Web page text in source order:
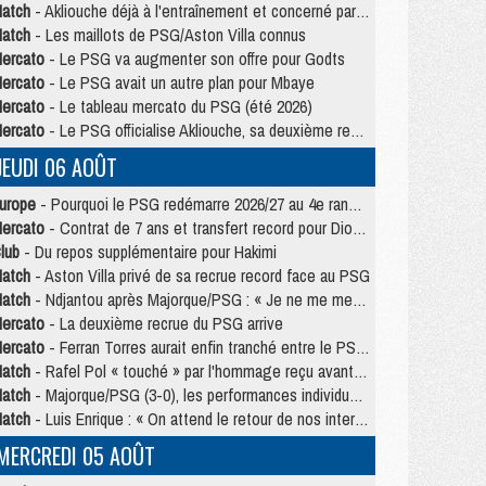
- Akliouche déjà à l'entraînement et concerné par PSG/MU ?
- Les maillots de PSG/Aston Villa connus
- Le PSG va augmenter son offre pour Godts
- Le PSG avait un autre plan pour Mbaye
- Le tableau mercato du PSG (été 2026)
- Le PSG officialise Akliouche, sa deuxième recrue de l’été
06 AOÛT
- Pourquoi le PSG redémarre 2026/27 au 4e rang du coefficient UEFA
- Contrat de 7 ans et transfert record pour Diomandé loin du PSG
- Du repos supplémentaire pour Hakimi
- Aston Villa privé de sa recrue record face au PSG
- Ndjantou après Majorque/PSG : « Je ne me mets pas de plafond »
- La deuxième recrue du PSG arrive
- Ferran Torres aurait enfin tranché entre le PSG et le Barça
- Rafel Pol « touché » par l'hommage reçu avant Majorque/PSG
- Majorque/PSG (3-0), les performances individuelles
- Luis Enrique : « On attend le retour de nos internationaux »
05 AOÛT